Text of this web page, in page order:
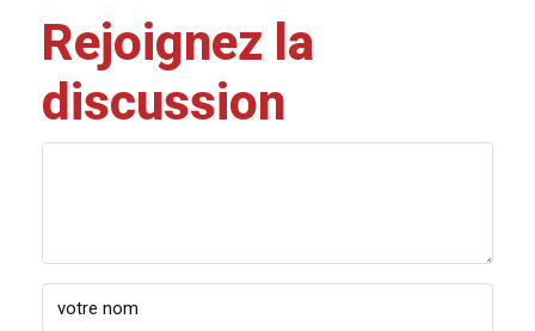
Rejoignez la
discussion